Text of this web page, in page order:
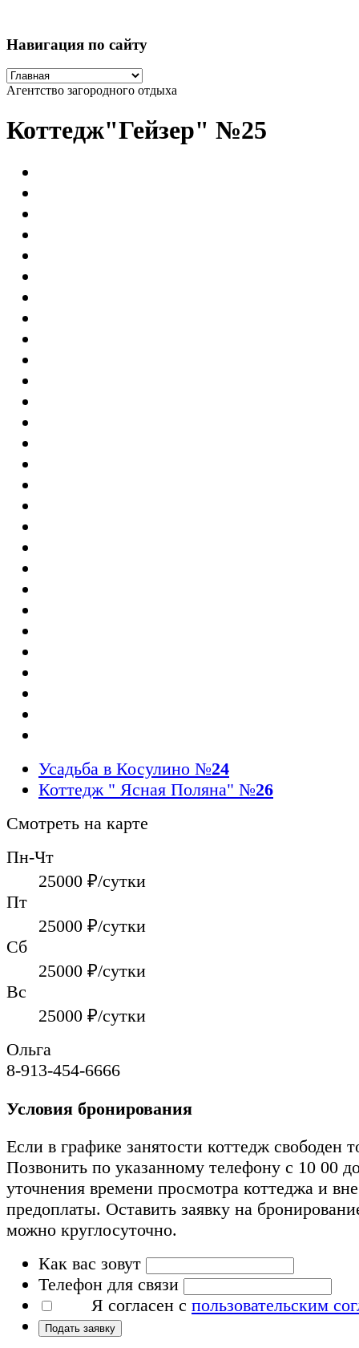
Навигация по сайту
Агентство загородного отдыха
Коттедж"Гейзер" №25
Усадьба в Косулино №24
Коттедж " Ясная Поляна" №26
Смотреть на карте
Пн-Чт
25000 ₽/сутки
Пт
25000 ₽/сутки
Сб
25000 ₽/сутки
Вс
25000 ₽/сутки
Ольга
8-913-454-6666
Условия бронирования
Если в графике занятости коттедж свободен
Позвонить по указанному телефону с 10 00
уточнения времени просмотра коттеджа и
предоплаты. Оставить заявку на
можно круглосуточно.
Как вас зовут
Телефон для связи
Я согласен с пользовательским
Подать заявку